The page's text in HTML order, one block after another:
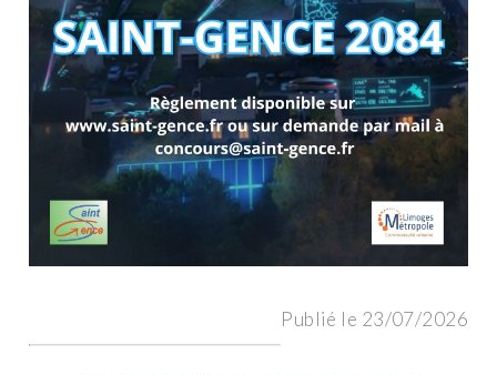
Publié le 23/07/2026